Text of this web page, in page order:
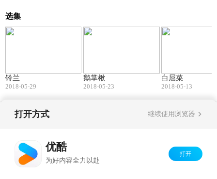
选集
铃兰
2018-05-29
鹅掌楸
2018-05-23
白屈菜
2018-05-13
版权所有
打开方式 继续使用浏览器
优酷
为好内容全力以赴
打开